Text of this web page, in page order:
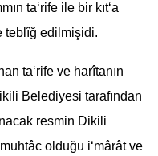
ta‘rife ile bir kıt‘a
teblîğ edilmişidi.
ta‘rife ve harîtanın
Belediyesi tarafından
resmin Dikili
olduğu i‘mârât ve